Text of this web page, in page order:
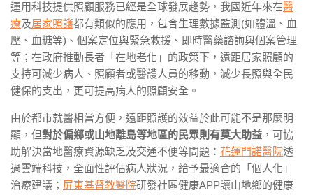
運用科技提供照顧服務已經是全球發展趨勢，我國近年來在醫
療及居家照護都有類似的應用，包含生理數據監測(如體溫、血
壓、血糖等)、個案定位與緊急救援、即時醫藥諮詢與個案管理
等；在政府推動長者「在地老化」的政策下，遠距居家照顧的
支持可減少病人、照顧者或醫護人員的移動，減少長照與全民
健保的支出，更可提高病人的照顧安全。
由於都市就醫相當方便，遠距照護的效益於此可能不是那麼明
顯，但對於偏鄉或山地離島等地區的民眾則有莫大助益 ，可協
助解決當地醫療資源缺乏及交通不便等問題： 花蓮門諾醫院透
過雲端科技，全面性評估病人狀況，給予最適合的「個人化」
治療建議； 屏東基督教醫院研發社區健康APP讓山地鄉的健康